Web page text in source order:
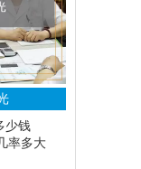
少钱
率多大